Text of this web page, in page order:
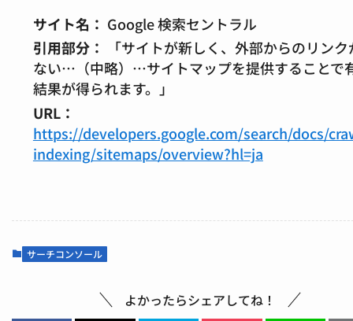
サイト名： Google 検索セントラル
引用部分：
「サイトが新しく、外部からのリンク
ない…（中略）…サイトマップを提供することで
結果が得られます。」
URL：
https://developers.google.com/search/docs/
indexing/sitemaps/overview?hl=ja
サーチコンソール
よかったらシェアしてね！